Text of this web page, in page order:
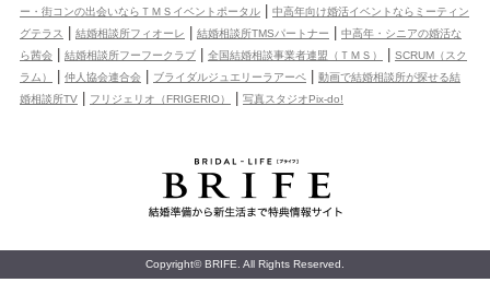
Copyright© BRIFE. All Rights Reserved.
ー・街コンの出会いならＴＭＳイベントポータル
中高年向け婚活イベントならミーティン
グテラス
結婚相談所フィオーレ 結婚相談所TMSパートナー
中高年・シニアの婚活な
ら茜会
結婚相談所フーフークラブ 全国結婚相談事業者連盟（ＴＭＳ）
SCRUM（スク
ラム）
仲人協会連合会 ブライダルジュエリーラアーペ
動画で結婚相談所が探せる結
婚相談所TV
フリジェリオ（FRIGERIO） 写真スタジオPix-do!